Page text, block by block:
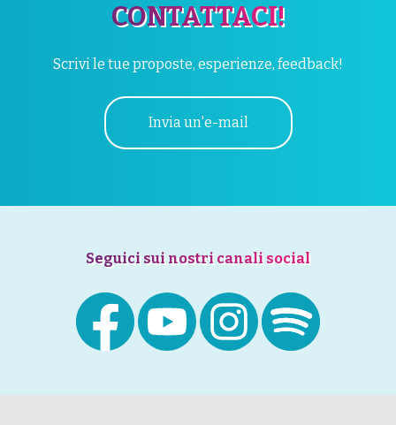
CONTATTACI!
Scrivi le tue proposte, esperienze, feedback!
Invia un'e-mail
Seguici sui nostri canali social